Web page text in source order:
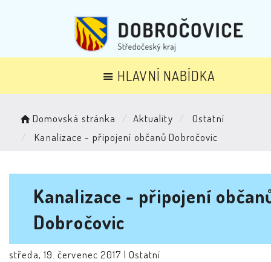
HLAVNÍ NABÍDKA
Domovská stránka Aktuality
Ostatní
Kanalizace - připojení občanů Dobročovic
Kanalizace - připojení
Dobročovic
středa, 19. červenec 2017 | Ostatní